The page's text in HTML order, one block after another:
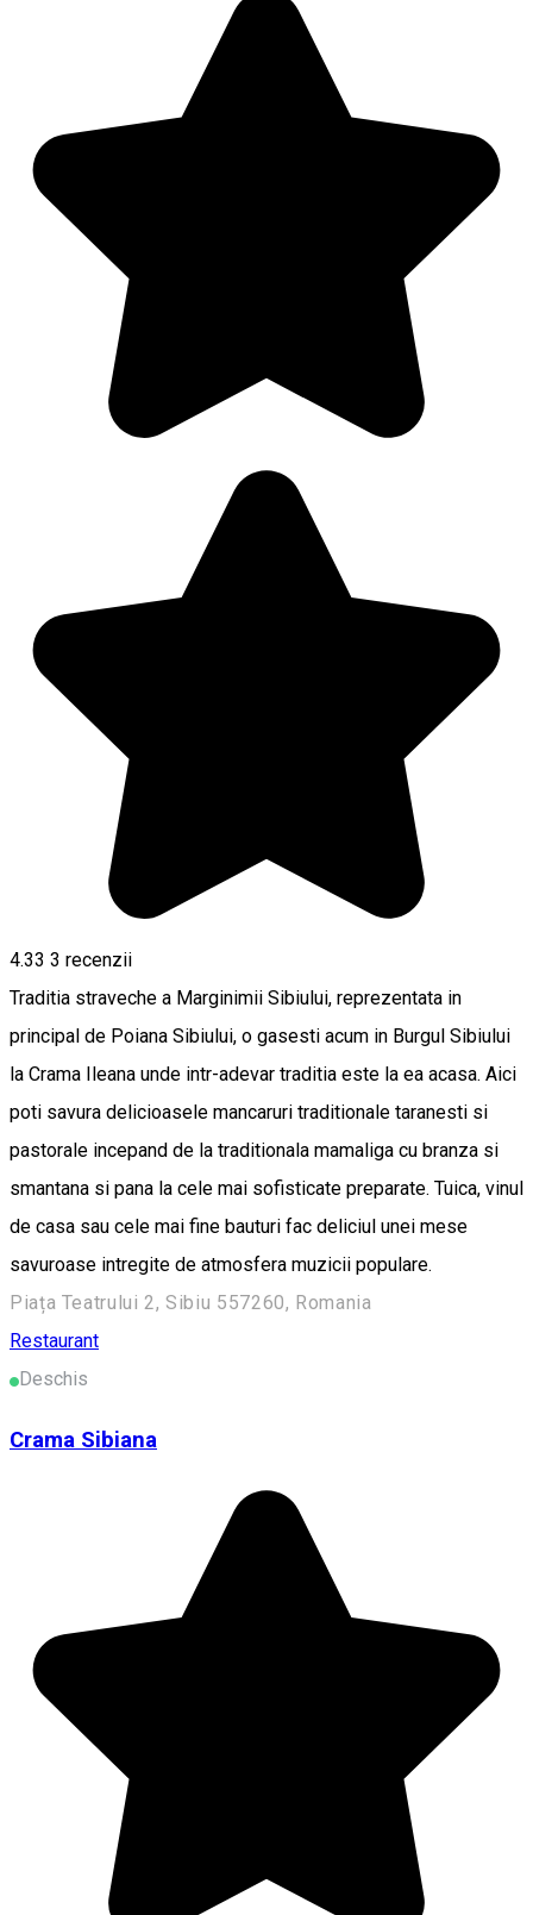
4.33 3 recenzii
Traditia straveche a Marginimii Sibiului, reprezentata in
principal de Poiana Sibiului, o gasesti acum in Burgul Sibiului
la Crama Ileana unde intr-adevar traditia este la ea acasa. Aici
poti savura delicioasele mancaruri traditionale taranesti si
pastorale incepand de la traditionala mamaliga cu branza si
smantana si pana la cele mai sofisticate preparate. Tuica, vinul
de casa sau cele mai fine bauturi fac deliciul unei mese
savuroase intregite de atmosfera muzicii populare.
Piața Teatrului 2, Sibiu 557260, Romania
Restaurant
Deschis
Crama Sibiana